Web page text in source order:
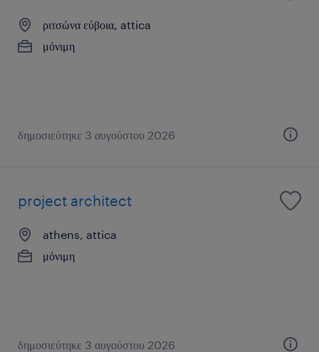
ριτσώνα εύβοια, attica
μόνιμη
δημοσιεύτηκε 3 αυγούστου 2026
project architect
athens, attica
μόνιμη
δημοσιεύτηκε 3 αυγούστου 2026